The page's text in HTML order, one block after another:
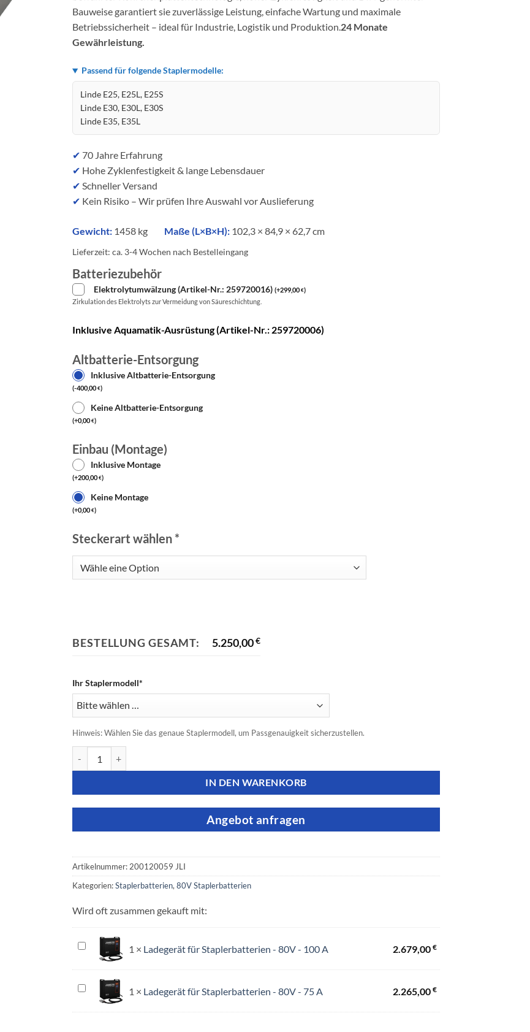
Bauweise garantiert sie zuverlässige Leistung, einfache Wartung und maximale
Betriebssicherheit – ideal für Industrie, Logistik und Produktion. 24 Monate
Gewährleistung.
Passend für folgende Staplermodelle:
Linde E25, E25L, E25S
Linde E30, E30L, E30S
Linde E35, E35L
✔ 70 Jahre Erfahrung
✔ Hohe Zyklenfestigkeit & lange Lebensdauer
✔ Schneller Versand
✔ Kein Risiko – Wir prüfen Ihre Auswahl vor Auslieferung
Gewicht: 1458 kg Maße (L×B×H): 102,3 × 84,9 × 62,7 cm
Lieferzeit: ca. 3-4 Wochen nach Bestelleingang
Batteriezubehör
Elektrolytumwälzung (Artikel-Nr.: 259720016) (+299,00 €)
Zirkulation des Elektrolyts zur Vermeidung von Säureschichtung.
Inklusive Aquamatik-Ausrüstung (Artikel-Nr.: 259720006)
Altbatterie-Entsorgung
Inklusive Altbatterie-Entsorgung
(-400,00 €)
Keine Altbatterie-Entsorgung
(+0,00 €)
Einbau (Montage)
Inklusive Montage
(+200,00 €)
Keine Montage
(+0,00 €)
Steckerart wählen *
BESTELLUNG GESAMT: 5.250,00€
Ihr Staplermodell*
Hinweis: Wählen Sie das genaue Staplermodell, um Passgenauigkeit sicherzustellen.
IN DEN WARENKORB
Angebot anfragen
Artikelnummer:200120059 JLI
Kategorien:Staplerbatterien,80V Staplerbatterien
Wird oft zusammen gekauft mit:
Ladegerät
Staplerbatterien
-
-
1 × Ladegerät für Staplerbatterien - 80V - 100 A 2.679,00 €
Ladegerät
Staplerbatterien
1 × Ladegerät für Staplerbatterien - 80V - 75 A 2.265,00 €